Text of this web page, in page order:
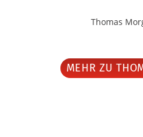
Thomas
MEHR ZU